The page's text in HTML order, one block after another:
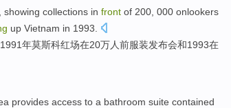
, showing collections in front of 200, 000 onlookers
up Vietnam in 1993.
年莫斯科红场在20万人前服装发布会和1993在
provides access to a bathroom suite contained